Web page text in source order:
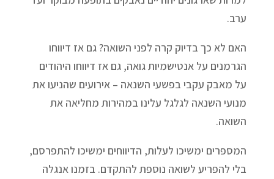
ערב.
האם לא כך בדיוק קרה לפני השואה? גם אז דיווחו
הגרמנים על אנטישמיות גואה, גם אז דיווחו היהודים
על מאבק עקבי בפשעי השנאה – אירועים שהניעו את
מנועי השנאה לגלגל עלינו במהירות מחליאה את
השואה.
המספרים ימשיכו לעלות, הדיווחים ימשיכו להתפרסם,
בלי להפריע לשואה נוספת להתקדם. בזמנו אנגלה